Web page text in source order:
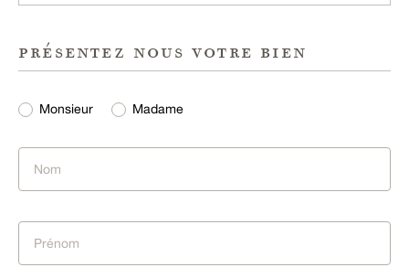
présentez nous votre bien
Monsieur Madame